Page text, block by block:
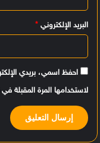
البريد الإلكتروني *
احفظ اسمي، بريدي
لاستخدامها المرة المقبلة